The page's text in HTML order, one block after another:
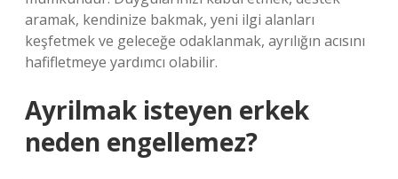
aramak, kendinize bakmak, yeni ilgi alanları
keşfetmek ve geleceğe odaklanmak, ayrılığın acısını
hafifletmeye yardımcı olabilir.
Ayrilmak isteyen erkek
neden engellemez?